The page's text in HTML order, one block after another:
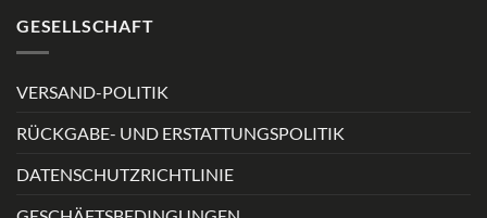
GESELLSCHAFT
VERSAND-POLITIK
RÜCKGABE- UND ERSTATTUNGSPOLITIK
DATENSCHUTZRICHTLINIE